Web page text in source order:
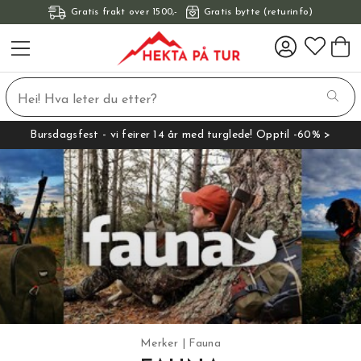
Gratis frakt over 1500,- Gratis bytte (returinfo)
Bursdagsfest - vi feirer 14 år med turglede! Opptil -60% >
Merker Fauna